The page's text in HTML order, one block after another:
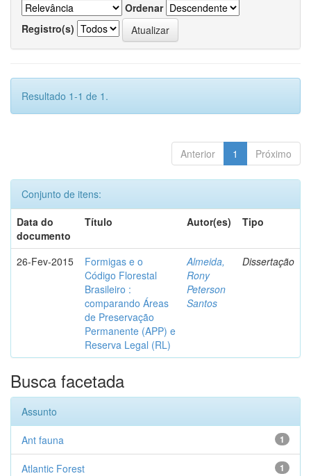
Ordenar
Registro(s)
Resultado 1-1 de 1.
Anterior 1 Próximo
Conjunto de itens:
Data do
documento
Título Autor(es) Tipo
26-Fev-2015
Formigas e o
Código Florestal
Brasileiro :
comparando Áreas
de Preservação
Permanente (APP) e
Reserva Legal (RL)
Almeida,
Rony
Peterson
Santos
Dissertação
Busca facetada
Assunto
1
Ant fauna
1
Atlantic Forest